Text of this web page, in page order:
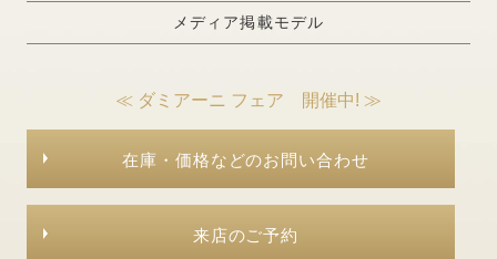
メディア掲載モデル
≪ ダミアーニ フェア 開催中! ≫
在庫・価格などのお問い合わせ
来店のご予約